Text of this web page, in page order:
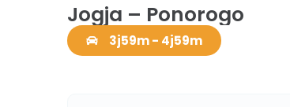
Jogja – Ponorogo
3j59m - 4j59m